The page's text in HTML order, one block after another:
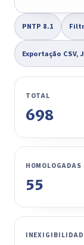
PNTP 8.1
Exportação CSV,
TOTAL
698
HOMOLOGADAS
55